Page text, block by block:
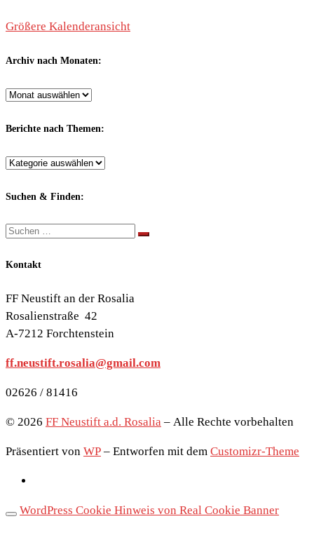
Größere Kalenderansicht
Archiv nach Monaten:
Archiv
Monaten:
Berichte nach Themen:
Berichte
Themen:
Suchen & Finden:
Suche
Suchen …
Kontakt
FF Neustift an der Rosalia
Rosalienstraße 42
A-7212 Forchtenstein
ff.neustift.rosalia@gmail.com
02626 / 81416
© 2026 FF Neustift a.d. Rosalia – Alle Rechte vorbehalten
Präsentiert von WP – Entworfen mit dem Customizr-Theme
WordPress Cookie Hinweis von Real Cookie Banner